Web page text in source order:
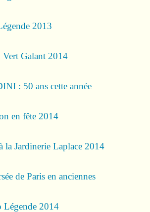
2013
Vert Galant 2014
: 50 ans cette année
en fête 2014
la Jardinerie Laplace 2014
de Paris en anciennes
Légende 2014